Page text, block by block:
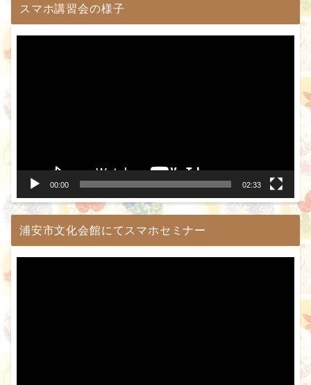
スマホ講習会の様子
00:00 02:33
浦安市文化会館にてスマホセミナー